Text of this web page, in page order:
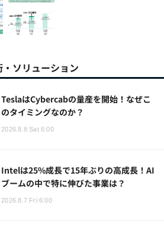
・ソリューション
TeslaはCybercabの量産を開始！なぜこ
のタイミングなのか？
2026.8.8 Sat 6:00
Intelは25%成長で15年ぶりの高成長！AI
ブームの中で特に伸びた事業は？
2026.8.7 Fri 6:00